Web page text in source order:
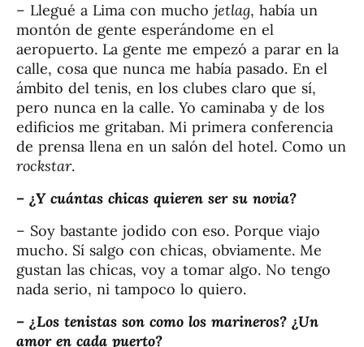
– Llegué a Lima con mucho jetlag, había un
montón de gente esperándome en el
aeropuerto. La gente me empezó a parar en la
calle, cosa que nunca me había pasado. En el
ámbito del tenis, en los clubes claro que sí,
pero nunca en la calle. Yo caminaba y de los
edificios me gritaban. Mi primera conferencia
de prensa llena en un salón del hotel. Como un
rockstar.
– ¿Y cuántas chicas quieren ser su novia?
– Soy bastante jodido con eso. Porque viajo
mucho. Sí salgo con chicas, obviamente. Me
gustan las chicas, voy a tomar algo. No tengo
nada serio, ni tampoco lo quiero.
– ¿Los tenistas son como los marineros? ¿Un
amor en cada puerto?